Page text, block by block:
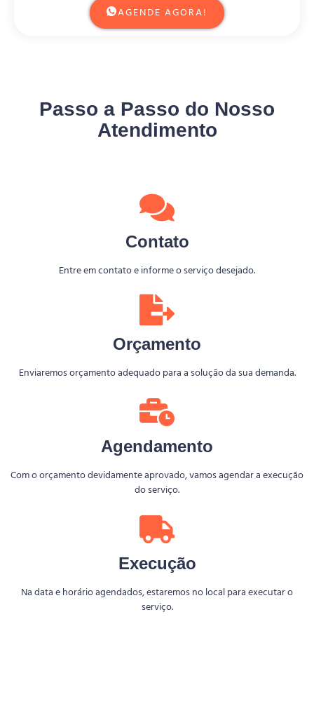
AGENDE AGORA!
Passo a Passo do Nosso
Atendimento
Contato
Entre em contato e informe o serviço desejado.
Orçamento
Enviaremos orçamento adequado para a solução da sua demanda.
Agendamento
Com o orçamento devidamente aprovado, vamos agendar a execução
do serviço.
Execução
Na data e horário agendados, estaremos no local para executar o
serviço.